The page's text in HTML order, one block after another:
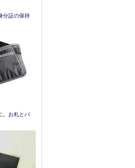
分証の保持
。お札とパ